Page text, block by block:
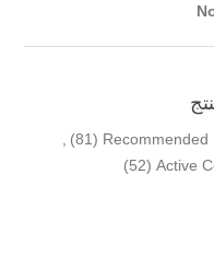
Recommended
(81)
Active
(52)